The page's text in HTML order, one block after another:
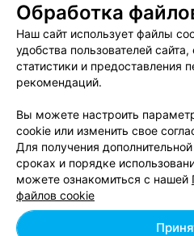
Все адреса
Автошкола торгового
Кировский р-н д. Жиличи
Автошкола
г. Кличев ул. Ленинская, 61
Обработка
Наш сайт использует файлы
удобства пользователей
статистики и предоставления
рекомендаций.
Вы можете настроить
cookie или изменить свое
Для получения
сроках и порядке
можете ознакомиться с нашей
файлов cookie